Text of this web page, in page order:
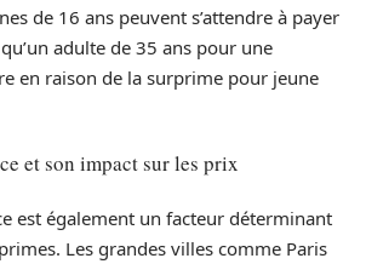
de 16 ans peuvent s’attendre à payer
adulte de 35 ans pour une
en raison de la surprime pour jeune
et son impact sur les prix
est également un facteur déterminant
Les grandes villes comme Paris